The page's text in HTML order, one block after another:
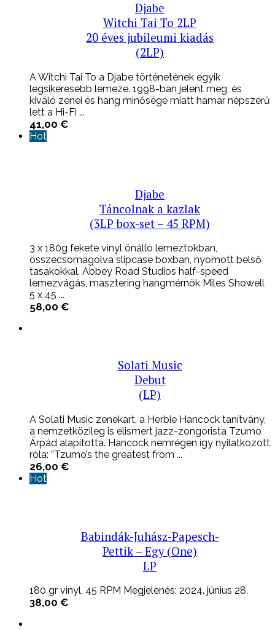
Djabe
Witchi Tai To 2LP
20 éves jubileumi kiadás
(2LP)
A Witchi Tai To a Djabe történetének egyik
legsikeresebb lemeze. 1998-ban jelent meg, és
kiváló zenei és hang minősége miatt hamar népszerű
lett a Hi-Fi ...
41,00 €
Hot
Djabe
Táncolnak a kazlak
(3LP box-set – 45 RPM)
3 x 180g fekete vinyl önálló lemeztokban,
összecsomagolva slipcase boxban, nyomott belső
tasakokkal. Abbey Road Studios half-speed
lemezvágás, masztering hangmérnök Miles Showell
5 x 45 ...
58,00 €
Solati Music
Debut
(LP)
A Solati Music zenekart, a Herbie Hancock tanítvány,
a nemzetközileg is elismert jazz-zongorista Tzumo
Árpád alapította. Hancock nemrégen így nyilatkozott
róla: ”Tzumo’s the greatest from ...
26,00 €
Hot
Babindák-Juhász-Papesch-
Pettik – Egy (One)
LP
180 gr vinyl, 45 RPM Megjelenés: 2024. június 28.
38,00 €